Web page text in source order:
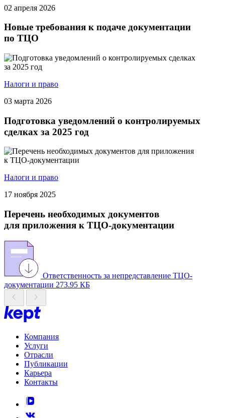
02 апреля 2026
Новые требования к подаче документации
по ТЦО
Налоги и право
03 марта 2026
Подготовка уведомлений о контролируемых
сделках за 2025 год
Налоги и право
17 ноября 2025
Перечень необходимых документов
для приложения к ТЦО-документации
Ответственность за непредставление ТЦО-
документации 273.95 КБ
Компания
Услуги
Отрасли
Публикации
Карьера
Контакты